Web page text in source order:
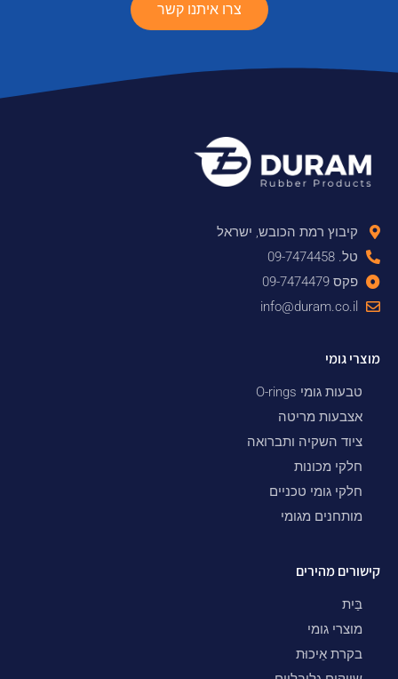
צרו איתנו קשר
קיבוץ רמת הכובש, ישראל
טל. 09-7474458
פקס 09-7474479
info@duram.co.il
מוצרי גומי
טבעות גומי O-rings
אצבעות מריטה
ציוד השקיה ותברואה
חלקי מכונות
חלקי גומי טכניים
מותחנים מגומי
קישורים מהירים
בַּיִת
מוצרי גומי
בקרת אֵיכוּת